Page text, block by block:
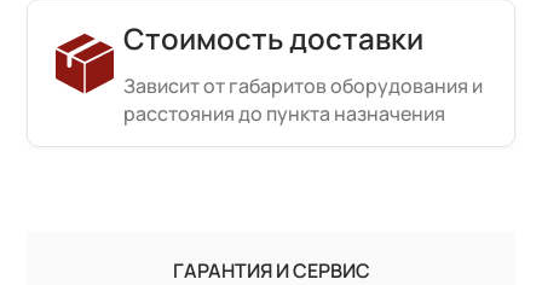
Стоимость доставки
Зависит от габаритов оборудования и
расстояния до пункта назначения
ГАРАНТИЯ И СЕРВИС